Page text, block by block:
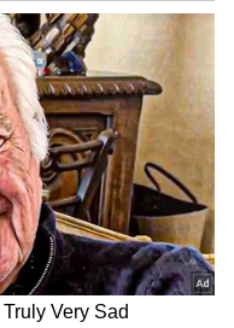
ಸುಮಾರು ಒಂದು
ಹೈಕೋರ್ಟ್ ಈ
ಮತ್ತು
ಅಲ್ಲದೆ, ಅವರ
ಆದ ದೀರ್ಘ
ಇದರ
ಆಧಾರದ